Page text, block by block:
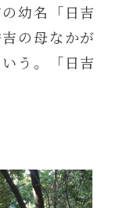
幼名「日吉
の母なかが
う。「日吉